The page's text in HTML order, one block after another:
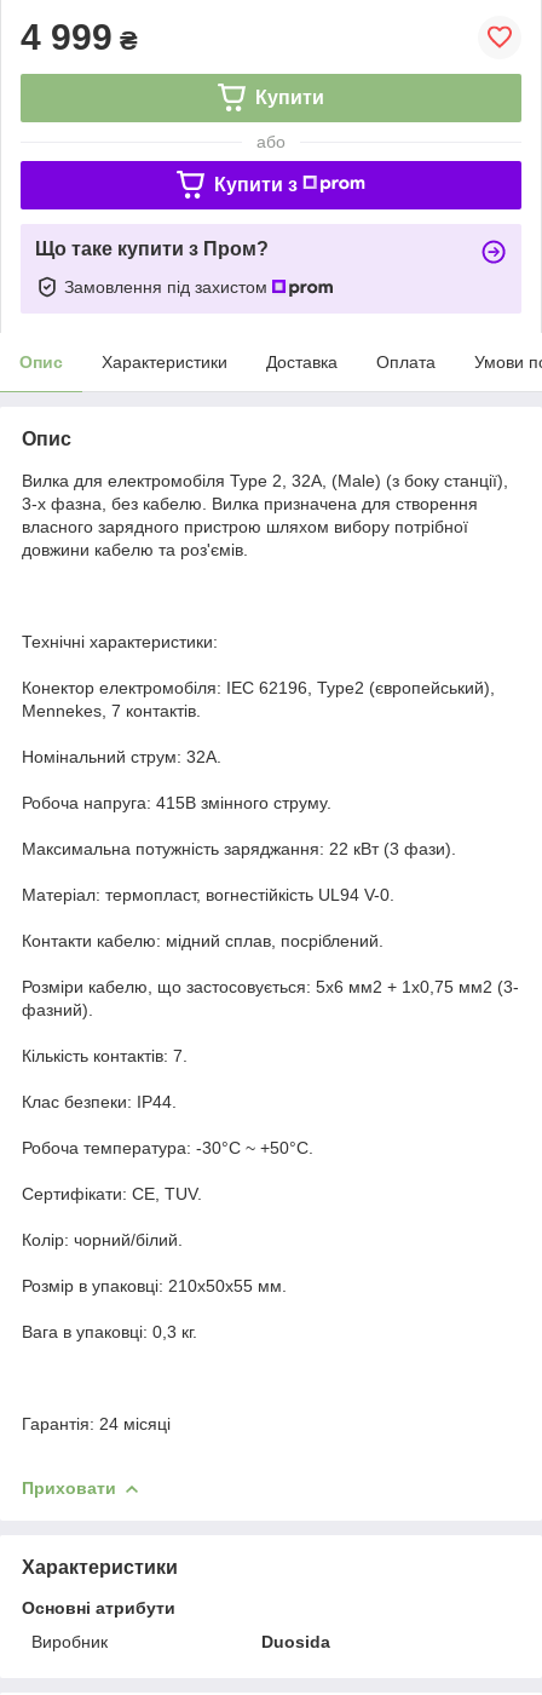
4 999 ₴
Купити
або
Купити з
Що таке купити з Пром?
Замовлення під захистом
Опис Характеристики Доставка Оплата Умови
Опис
Вилка для електромобіля Type 2, 32А, (Male) (з боку станції),
3-х фазна, без кабелю. Вилка призначена для створення
власного зарядного пристрою шляхом вибору потрібної
довжини кабелю та роз'ємів.
Технічні характеристики:
Конектор електромобіля: IEC 62196, Type2 (європейський),
Mennekes, 7 контактів.
Номінальний струм: 32А.
Робоча напруга: 415В змінного струму.
Максимальна потужність заряджання: 22 кВт (3 фази).
Матеріал: термопласт, вогнестійкість UL94 V-0.
Контакти кабелю: мідний сплав, посріблений.
Розміри кабелю, що застосовується: 5x6 мм2 + 1x0,75 мм2 (3-
фазний).
Кількість контактів: 7.
Клас безпеки: IP44.
Робоча температура: -30°C ~ +50°C.
Сертифікати: CE, TUV.
Колір: чорний/білий.
Розмір в упаковці: 210х50х55 мм.
Вага в упаковці: 0,3 кг.
Гарантія: 24 місяці
Приховати
Характеристики
Основні атрибути
Виробник
Duosida